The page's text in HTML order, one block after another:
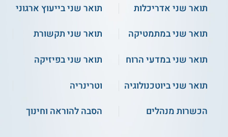
תואר שני אדריכלות
תואר שני בייעוץ ארגוני
תואר שני במתמטיקה
תואר שני תקשורת
תואר שני במדעי הרוח
תואר שני בפיזיקה
תואר שני ביוטכנולוגיה
וטרינריה
הכשרות מנהלים
הסבה להוראה וחינוך